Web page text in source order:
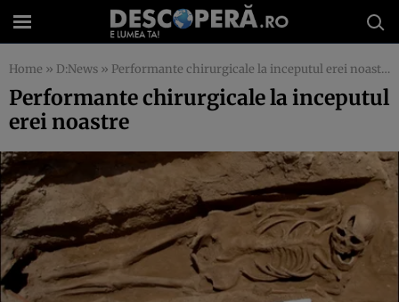
Home » D:News » Performante chirurgicale la inceputul erei noastre
Performante chirurgicale la inceputul
erei noastre